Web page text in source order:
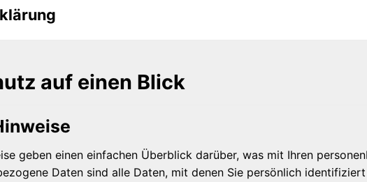
auf einen Blick
geben einen einfachen Überblick darüber, was mit Ihren
Daten sind alle Daten, mit denen Sie persönlich